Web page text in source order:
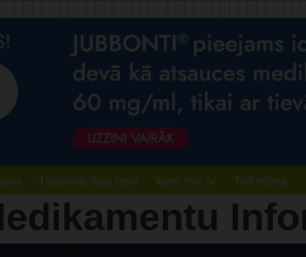
Tālākmācības testi kursi.mic.lv Tulkošana